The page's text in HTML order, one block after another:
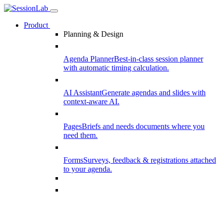
Product
Planning & Design
Agenda PlannerBest-in-class session planner
with automatic timing calculation.
AI AssistantGenerate agendas and slides with
context-aware AI.
PagesBriefs and needs documents where you
need them.
FormsSurveys, feedback & registrations attached
to your agenda.